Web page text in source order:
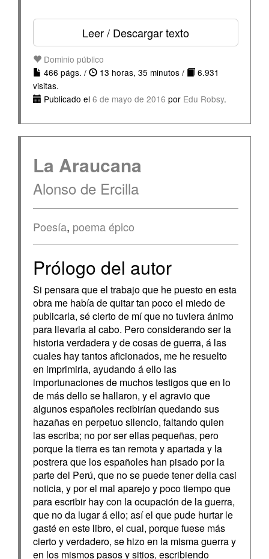
Leer / Descargar texto
Dominio público
466 págs. /
13 horas, 35 minutos /
6.931
visitas.
Publicado el 6 de mayo de 2016 por Edu Robsy.
La Araucana
Alonso de Ercilla
Poesía, poema épico
Prólogo del autor
Si pensara que el trabajo que he puesto en esta
obra me había de quitar tan poco el miedo de
publicarla, sé cierto de mí que no tuviera ánimo
para llevarla al cabo. Pero considerando ser la
historia verdadera y de cosas de guerra, á las
cuales hay tantos aficionados, me he resuelto
en imprimirla, ayudando á ello las
importunaciones de muchos testigos que en lo
de más dello se hallaron, y el agravio que
algunos españoles recibirían quedando sus
hazañas en perpetuo silencio, faltando quien
las escriba; no por ser ellas pequeñas, pero
porque la tierra es tan remota y apartada y la
postrera que los españoles han pisado por la
parte del Perú, que no se puede tener della casi
noticia, y por el mal aparejo y poco tiempo que
para escribir hay con la ocupación de la guerra,
que no da lugar á ello; así el que pude hurtar le
gasté en este libro, el cual, porque fuese más
cierto y verdadero, se hizo en la misma guerra y
en los mismos pasos y sitios, escribiendo